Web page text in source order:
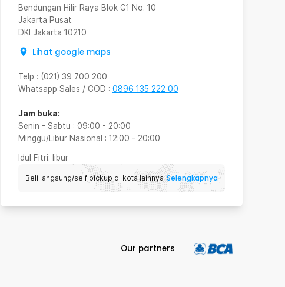
Bendungan Hilir Raya Blok G1 No. 10
Jakarta Pusat
DKI Jakarta 10210
Lihat google maps
Telp : (021) 39 700 200
Whatsapp Sales / COD : 0896 135 222 00
Jam buka:
Senin - Sabtu : 09:00 - 20:00
Minggu/Libur Nasional : 12:00 - 20:00
Idul Fitri: libur
Beli langsung/self pickup di kota lainnya Selengkapnya
Our partners